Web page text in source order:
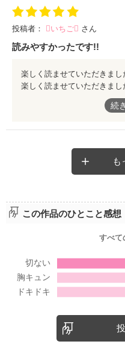
投稿者： いちご さん
読みやすかったです!!
楽しく読ませていただきまし
お互いの気持ちや出来事が
かりやすかったですし、読続
も
この作品のひとこと感想
すべて